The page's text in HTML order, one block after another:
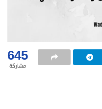
645
مشاركة